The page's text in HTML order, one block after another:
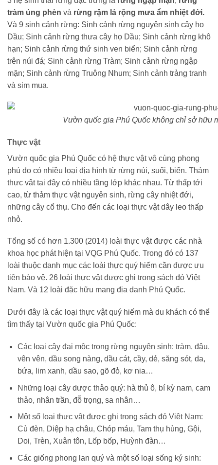
tràm úng phèn và rừng rậm lá rộng mưa ẩm nhiệt đới.
Và 9 sinh cảnh rừng: Sinh cảnh rừng nguyên sinh cây họ
Dầu; Sinh cảnh rừng thưa cây họ Dầu; Sinh cảnh rừng khô
hạn; Sinh cảnh rừng thứ sinh ven biển; Sinh cảnh rừng
trên núi đá; Sinh cảnh rừng Tràm; Sinh cảnh rừng ngập
mặn; Sinh cảnh rừng Truông Nhum; Sinh cảnh trảng tranh
và sim mua.
Vườn quốc gia Phú Quốc không chỉ sở hữu
Thực vật
Vườn quốc gia Phú Quốc có hệ thực vật vô cùng phong
phú do có nhiều loại địa hình từ rừng núi, suối, biển. Thảm
thực vật tại đây có nhiều tầng lớp khác nhau. Từ thấp tới
cao, từ thảm thực vật nguyên sinh, rừng cây nhiệt đới,
những cây cổ thụ. Cho đến các loại thực vật dây leo thấp
nhỏ.
Tổng số có hơn 1.300 (2014) loài thực vật được các nhà
khoa học phát hiện tại VQG Phú Quốc. Trong đó có 137
loài thuộc danh mục các loài thực quý hiếm cần được ưu
tiên bảo vệ. 26 loài thực vật được ghi trong sách đỏ Việt
Nam. Và 12 loài đặc hữu mang địa danh Phú Quốc.
Dưới đây là các loại thực vật quý hiếm mà du khách có thể
tìm thấy tại Vườn quốc gia Phú Quốc:
Các loại cây đại mộc trong rừng nguyên sinh: tràm, đậu,
vên vên, dầu song nàng, dầu cát, cầy, dẻ, săng sót, da,
bứa, lim xanh, dầu sao, gõ đỏ, kơ nia…
Những loại cây dược thảo quý: hà thủ ô, bí kỳ nam, cam
thảo, nhân trần, đỗ trọng, sa nhân…
Một số loại thực vật được ghi trong sách đỏ Việt Nam:
Cù đèn, Diệp hạ châu, Chóp máu, Tam thụ hùng, Gội,
Doi, Trèn, Xuân tôn, Lốp bốp, Huỳnh đàn…
Các giống phong lan quý và một số loại sống ký sinh: